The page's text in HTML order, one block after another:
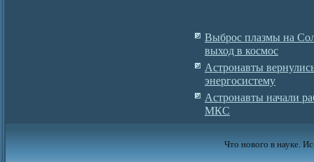
Выброс плазмы на
выход в космос
Астронавты
энергосистему
Астронавты начали
МКС
Что нового в науке.